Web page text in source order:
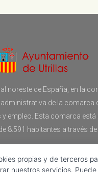
noreste de España, en la
de la comarca
empleo. Esta comarca
8.591 habitantes a través
propias y de terceros
nuestros servicios.